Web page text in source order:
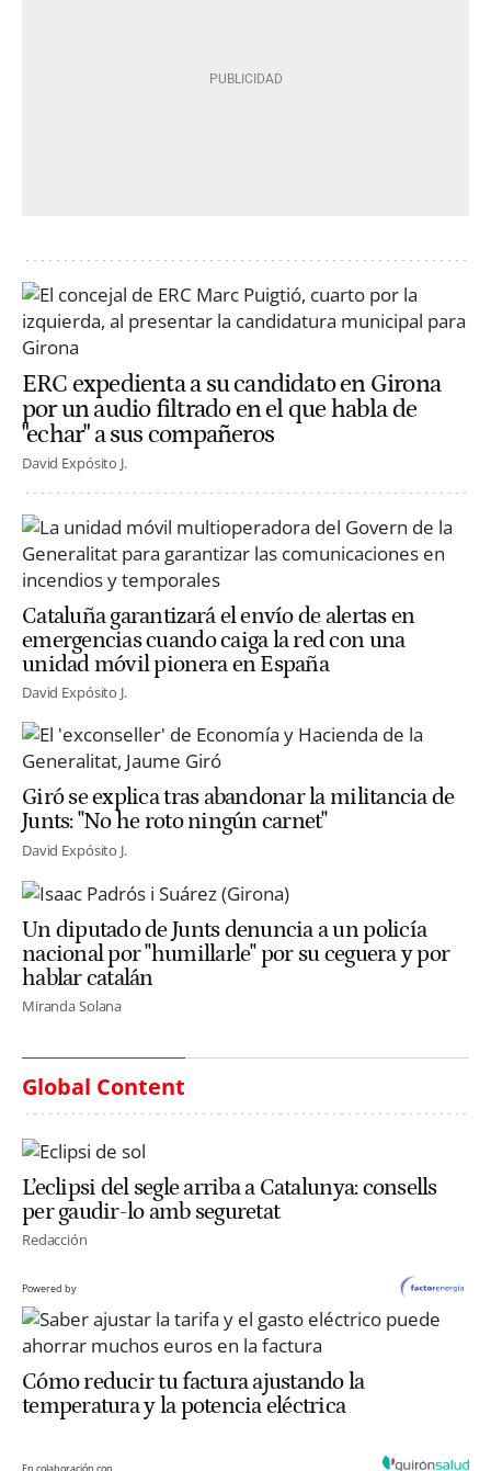
ERC expedienta a su candidato en Girona
por un audio filtrado en el que habla de
"echar" a sus compañeros
David Expósito J.
Cataluña garantizará el envío de alertas en
emergencias cuando caiga la red con una
unidad móvil pionera en España
David Expósito J.
Giró se explica tras abandonar la militancia de
Junts: "No he roto ningún carnet"
David Expósito J.
Un diputado de Junts denuncia a un policía
nacional por "humillarle" por su ceguera y por
hablar catalán
Miranda Solana
Global Content
L’eclipsi del segle arriba a Catalunya: consells
per gaudir-lo amb seguretat
Redacción
Powered by
Cómo reducir tu factura ajustando la
temperatura y la potencia eléctrica